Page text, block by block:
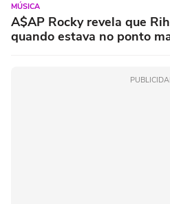
MÚSICA
A$AP Rocky revela que
quando estava no ponto